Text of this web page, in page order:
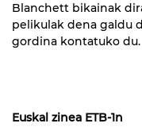
Blanchett bikainak
pelikulak dena galdu
gordina kontatuko du.
Euskal zinea ETB-1n